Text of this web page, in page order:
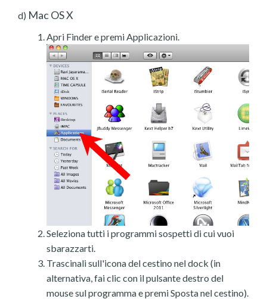
d) Mac OS X
Apri Finder e premi Applicazioni.
Seleziona tutti i programmi sospetti di cui vuoi
sbarazzarti.
Trascinali sull'icona del cestino nel dock (in
alternativa, fai clic con il pulsante destro del
mouse sul programma e premi Sposta nel cestino).